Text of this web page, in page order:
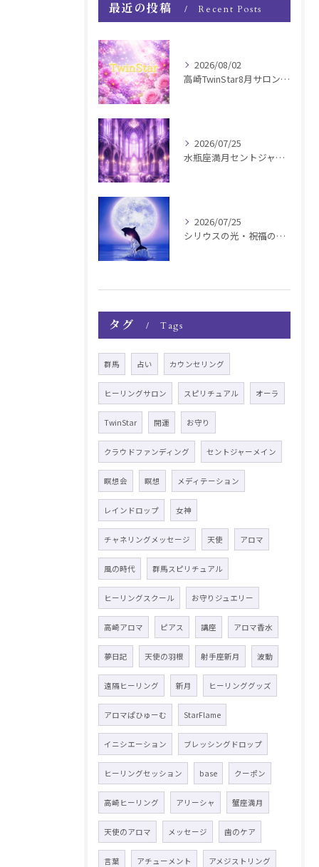
最近の投稿 Recent Posts
2026/08/02
高崎TwinStar8月サロンお知らせ
2026/07/25
水瓶座満月セントジャーメインGSVF遠隔お知らせ
2026/07/25
シリウスの光・祝福の波動チャージ遠隔お知らせ〜銀河新年〜
タグ Tags
群馬 占い カウンセリング
ヒーリングサロン スピリチュアル オーラ
TwinStar 開運 お守り
クラウドファンディング セントジャーメイン
瞑想会 瞑想 メディテーション
レインドロップ 女神
チャネリングメッセージ 天使 アロマ
風の時代 群馬スピリチュアル
ヒーリングスクール お守りジュエリー
高崎アロマ ピアス 講座 アロマ香水
夢日記 天使の羽根 射手座新月 波動
遠隔ヒーリング 新月 ヒーリンググッズ
アロマぱひゅーむ StarFlame
イニシエーション ブレッシングドロップ
ヒーリングセッション base クーポン
高崎ヒーリング アリーシャ 蟹座満月
天使のアロマ メッセージ 歯のケア
言葉 アチューメント アメジストリング